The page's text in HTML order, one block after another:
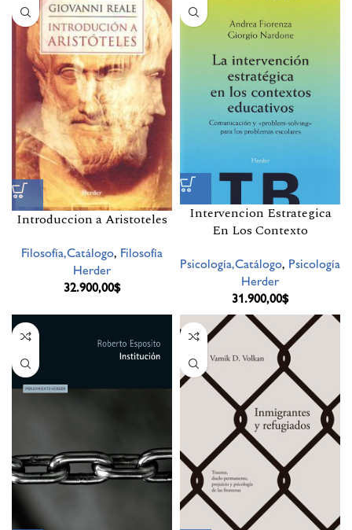
Introduccion a Aristoteles
Filosofía,Catálogo, Filosofía
Herder
32.900,00$
Intervencion Estrategica
En Los Contexto
Psicología,Catálogo, Psicología
Herder
31.900,00$